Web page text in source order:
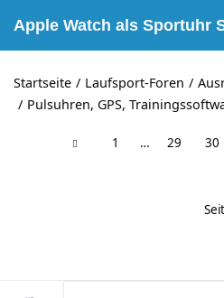
Apple Watch als Sportuhr
Startseite Laufsport-Foren
Pulsuhren, GPS,
1 … 29 30